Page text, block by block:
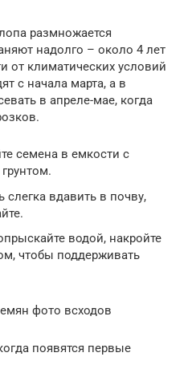
размножается
надолго – около 4 лет
от климатических условий
с начала марта, а в
в апреле-мае, когда
семена в емкости с
вдавить в почву,
водой, накройте
чтобы поддерживать
фото всходов
появятся первые